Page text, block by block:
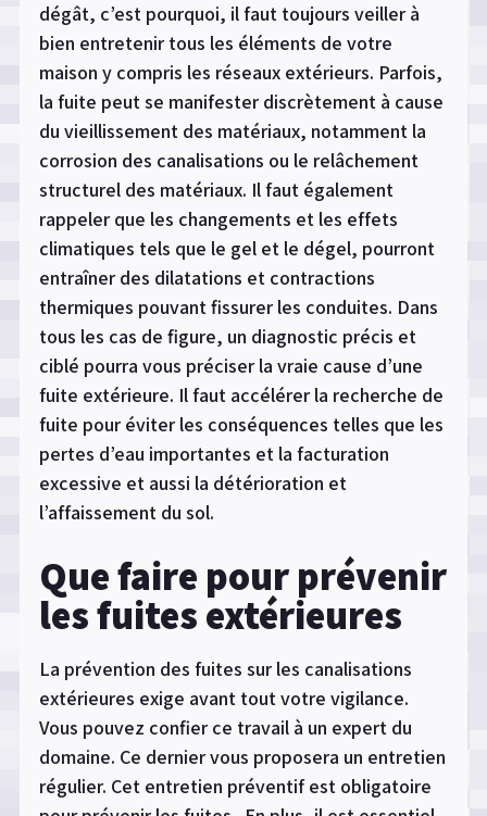
dégât, c’est pourquoi, il faut toujours veiller à
bien entretenir tous les éléments de votre
maison y compris les réseaux extérieurs. Parfois,
la fuite peut se manifester discrètement à cause
du vieillissement des matériaux, notamment la
corrosion des canalisations ou le relâchement
structurel des matériaux. Il faut également
rappeler que les changements et les effets
climatiques tels que le gel et le dégel, pourront
entraîner des dilatations et contractions
thermiques pouvant fissurer les conduites. Dans
tous les cas de figure, un diagnostic précis et
ciblé pourra vous préciser la vraie cause d’une
fuite extérieure. Il faut accélérer la recherche de
fuite pour éviter les conséquences telles que les
pertes d’eau importantes et la facturation
excessive et aussi la détérioration et
l’affaissement du sol.
Que faire pour prévenir
les fuites extérieures
La prévention des fuites sur les canalisations
extérieures exige avant tout votre vigilance.
Vous pouvez confier ce travail à un expert du
domaine. Ce dernier vous proposera un entretien
régulier. Cet entretien préventif est obligatoire